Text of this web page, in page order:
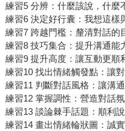
練習5 分辨：什麼該說，什麼
練習6 決定好行囊：我想這樣
練習7 跨越門檻：釐清對話的
練習8 技巧集合：提升溝通能
練習9 提升高度：讓互動更順
練習10 找出情緒觸發點：讓
練習11 判斷對話風格：讓溝
練習12 掌握調性：營造對話
練習13 談論棘手話題：順利
練習14 畫出情緒輪狀圖：誠